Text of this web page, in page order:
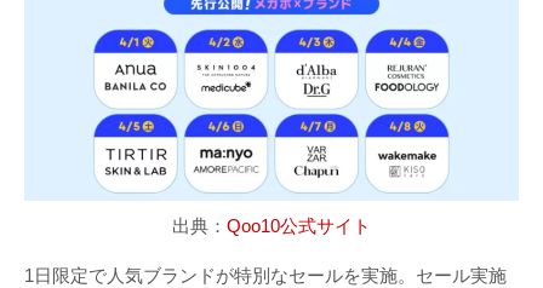
出典： Qoo10公式サイト
1日限定で人気ブランドが特別なセールを実施。セール実施